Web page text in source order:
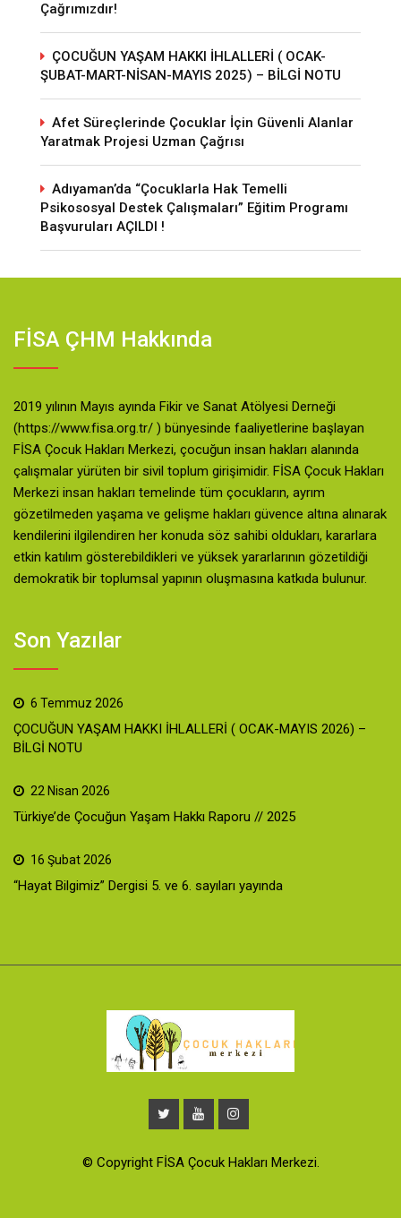
Çağrımızdır!
ÇOCUĞUN YAŞAM HAKKI İHLALLERİ ( OCAK-
ŞUBAT-MART-NİSAN-MAYIS 2025) – BİLGİ NOTU
Afet Süreçlerinde Çocuklar İçin Güvenli Alanlar
Yaratmak Projesi Uzman Çağrısı
Adıyaman’da “Çocuklarla Hak Temelli
Psikososyal Destek Çalışmaları” Eğitim Programı
Başvuruları AÇILDI !
FİSA ÇHM Hakkında
2019 yılının Mayıs ayında Fikir ve Sanat Atölyesi Derneği
(https://www.fisa.org.tr/ ) bünyesinde faaliyetlerine başlayan
FİSA Çocuk Hakları Merkezi, çocuğun insan hakları alanında
çalışmalar yürüten bir sivil toplum girişimidir. FİSA Çocuk Hakları
Merkezi insan hakları temelinde tüm çocukların, ayrım
gözetilmeden yaşama ve gelişme hakları güvence altına alınarak
kendilerini ilgilendiren her konuda söz sahibi oldukları, kararlara
etkin katılım gösterebildikleri ve yüksek yararlarının gözetildiği
demokratik bir toplumsal yapının oluşmasına katkıda bulunur.
Son Yazılar
6 Temmuz 2026
ÇOCUĞUN YAŞAM HAKKI İHLALLERİ ( OCAK-MAYIS 2026) –
BİLGİ NOTU
22 Nisan 2026
Türkiye’de Çocuğun Yaşam Hakkı Raporu // 2025
16 Şubat 2026
“Hayat Bilgimiz” Dergisi 5. ve 6. sayıları yayında
© Copyright FİSA Çocuk Hakları Merkezi.